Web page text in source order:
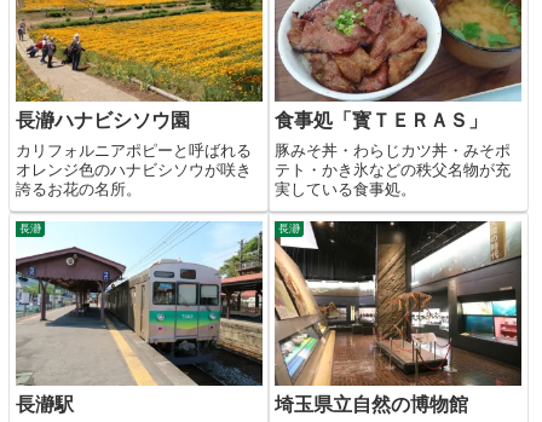
長瀞ハナビシソウ園
カリフォルニアポピーと呼ばれる
オレンジ色のハナビシソウが咲き
誇るお花の名所。
食事処「寳ＴＥＲＡＳ」
豚みそ丼・わらじカツ丼・みそポ
テト・かき氷などの秩父名物が充
実している食事処。
長瀞
長瀞駅
長瀞
埼玉県立自然の博物館